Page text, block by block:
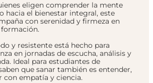
eligen comprender la mente
hacia el bienestar integral, este
con serenidad y firmeza en
y resistente está hecho para
en jornadas de escucha, análisis y
Ideal para estudiantes de
que sanar también es entender,
con empatía y ciencia.